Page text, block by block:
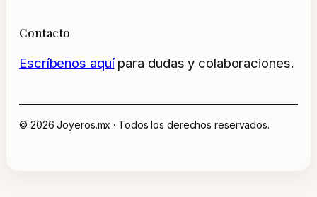
Contacto
Escríbenos aquípara dudas y colaboraciones.
© 2026 Joyeros.mx · Todos los derechos reservados.